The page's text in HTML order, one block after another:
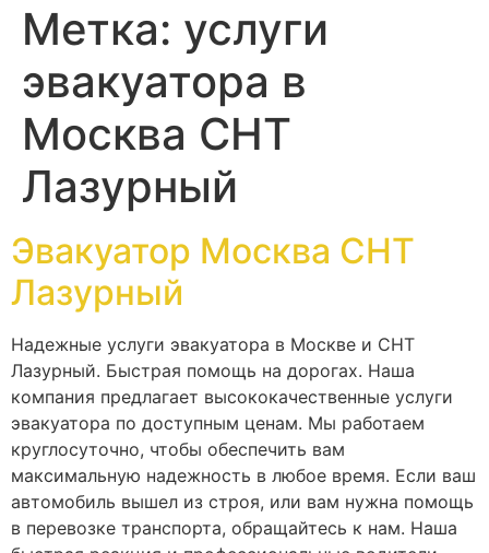
Метка: услуги
эвакуатора в
Москва СНТ
Лазурный
Эвакуатор Москва СНТ
Лазурный
Надежные услуги эвакуатора в Москве и СНТ
Лазурный. Быстрая помощь на дорогах. Наша
компания предлагает высококачественные услуги
эвакуатора по доступным ценам. Мы работаем
круглосуточно, чтобы обеспечить вам
максимальную надежность в любое время. Если ваш
автомобиль вышел из строя, или вам нужна помощь
в перевозке транспорта, обращайтесь к нам. Наша